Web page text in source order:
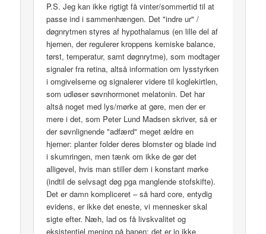
P.S. Jeg kan ikke rigtigt få vinter/sommertid til at
passe ind i sammenhængen. Det "indre ur" /
døgnrytmen styres af hypothalamus (en lille del af
hjernen, der regulerer kroppens kemiske balance,
tørst, temperatur, samt døgnrytme), som modtager
signaler fra retina, altså information om lysstyrken
i omgivelserne og signalerer videre til koglekirtlen,
som udløser søvnhormonet melatonin. Det har
altså noget med lys/mørke at gøre, men der er
mere i det, som Peter Lund Madsen skriver, så er
der søvnlignende "adfærd" meget ældre en
hjerner: planter folder deres blomster og blade ind
i skumringen, men tænk om ikke de gør det
alligevel, hvis man stiller dem i konstant mørke
(indtil de selvsagt døg pga manglende stofskifte).
Det er damn kompliceret – så hard core, entydig
evidens, er ikke det eneste, vi mennesker skal
sigte efter. Næh, lad os få livskvalitet og
eksistentiel mening på banen; det er jo ikke